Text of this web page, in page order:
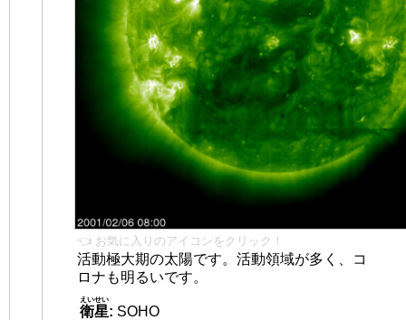
👈 お気に入りのアイコンをクリック！
活動極大期の太陽です。活動領域が多く、コ
ロナも明るいです。
衛星
えいせい
: SOHO